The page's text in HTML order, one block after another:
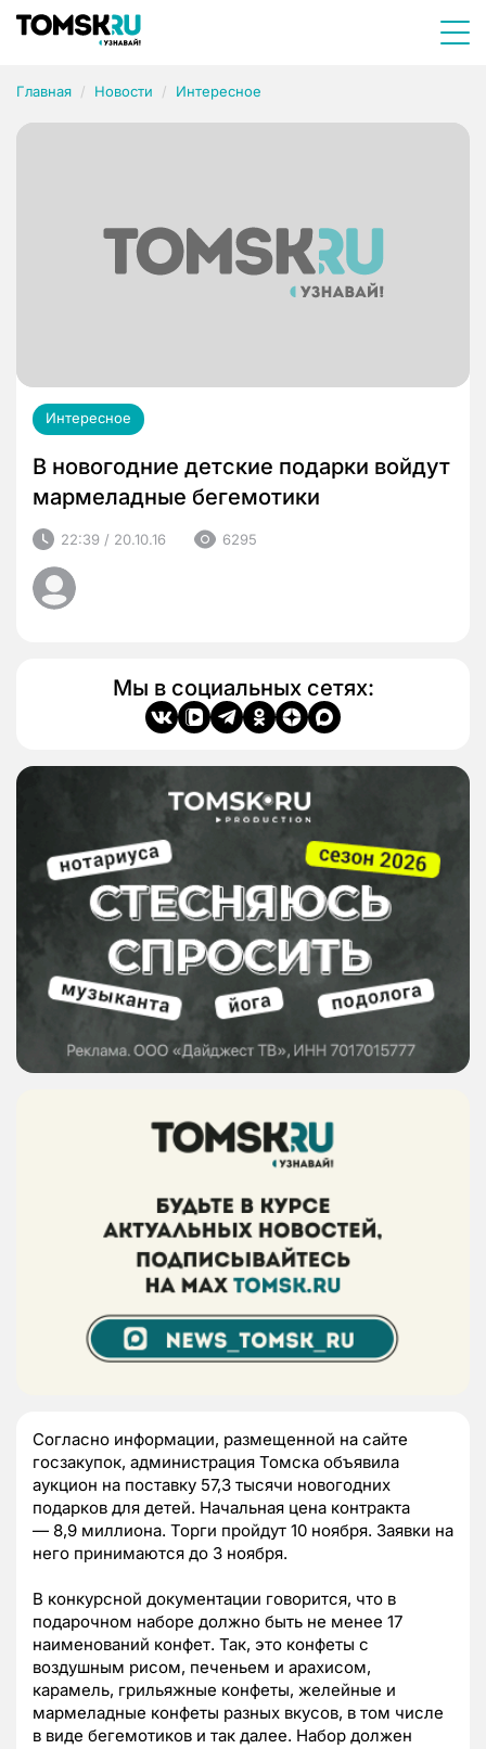
Главная Новости Интересное
Интересное
В новогодние детские подарки войдут
мармеладные бегемотики
22:39 / 20.10.16 6295
Мы в социальных сетях:
Согласно информации, размещенной на сайте
госзакупок, администрация Томска объявила
аукцион на поставку 57,3 тысячи новогодних
подарков для детей. Начальная цена контракта
— 8,9 миллиона. Торги пройдут 10 ноября. Заявки на
него принимаются до 3 ноября.
В конкурсной документации говорится, что в
подарочном наборе должно быть не менее 17
наименований конфет. Так, это конфеты с
воздушным рисом, печеньем и арахисом,
карамель, грильяжные конфеты, желейные и
мармеладные конфеты разных вкусов, в том числе
в виде бегемотиков и так далее. Набор должен